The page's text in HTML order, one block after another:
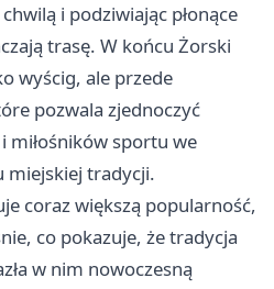
i podziwiając płonące
trasę. W końcu Żorski
wyścig, ale przede
pozwala zjednoczyć
miłośników sportu we
miejskiej tradycji.
coraz większą popularność,
co pokazuje, że tradycja
w nim nowoczesną